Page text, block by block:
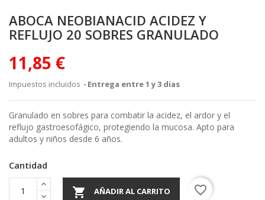
ABOCA NEOBIANACID ACIDEZ Y
REFLUJO 20 SOBRES GRANULADO
11,85 €
Impuestos incluidos Entrega entre 1 y 3 dias
Granulado en sobres para combatir la acidez, el ardor y el
reflujo gastroesofágico, protegiendo la mucosa. Apto para
adultos y niños desde 6 años.
Cantidad
 AÑADIR AL CARRITO favorite_border